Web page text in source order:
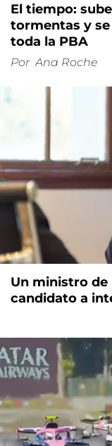
El tiempo:
tormentas y
toda la PBA
Por Ana Roche
Un ministro de
candidato a